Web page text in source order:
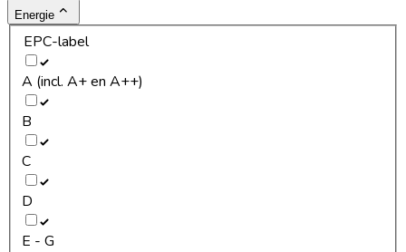
Energie
EPC-label
A (incl. A+ en A++)
B
C
D
E - G